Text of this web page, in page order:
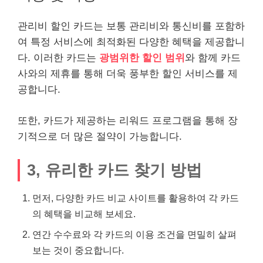
관리비 할인 카드는 보통 관리비와 통신비를 포함하
여 특정 서비스에 최적화된 다양한 혜택을 제공합니
다. 이러한 카드는 광범위한 할인 범위 와 함께 카드
사와의 제휴를 통해 더욱 풍부한 할인 서비스를 제
공합니다.
또한, 카드가 제공하는 리워드 프로그램을 통해 장
기적으로 더 많은 절약이 가능합니다.
3, 유리한 카드 찾기 방법
먼저, 다양한 카드 비교 사이트를 활용하여 각 카드
의 혜택을 비교해 보세요.
연간 수수료와 각 카드의 이용 조건을 면밀히 살펴
보는 것이 중요합니다.